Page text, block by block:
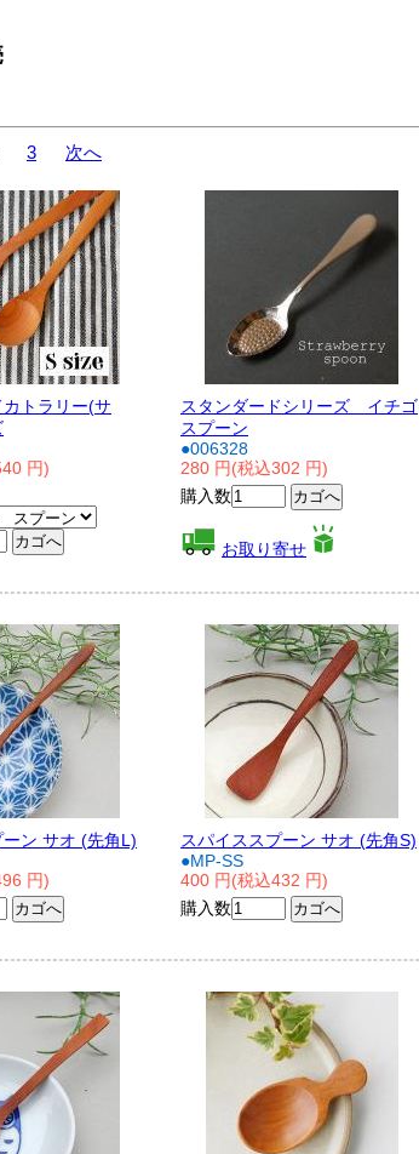
3 次へ
トラリー(サ
円)
スタンダードシリーズ イチゴ
スプーン
●006328
280 円(税込302 円)
購入数
お取り寄せ
ン サオ (先角L)
円)
スパイススプーン サオ (先角S)
●MP-SS
400 円(税込432 円)
購入数